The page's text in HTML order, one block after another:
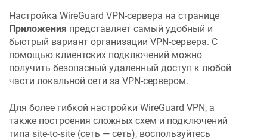
Настройка WireGuard VPN-сервера на странице
Приложения представляет самый удобный и
быстрый вариант организации VPN-сервера. С
помощью клиентских подключений можно
получить безопасный удаленный доступ к любой
части локальной сети за VPN-сервером.
Для более гибкой настройки WireGuard VPN, а
также построения сложных схем и подключений
типа site-to-site (сеть — сеть), воспользуйтесь